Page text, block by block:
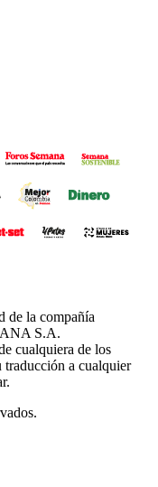
de la compañía
S.A.
cualquiera de los
traducción a cualquier